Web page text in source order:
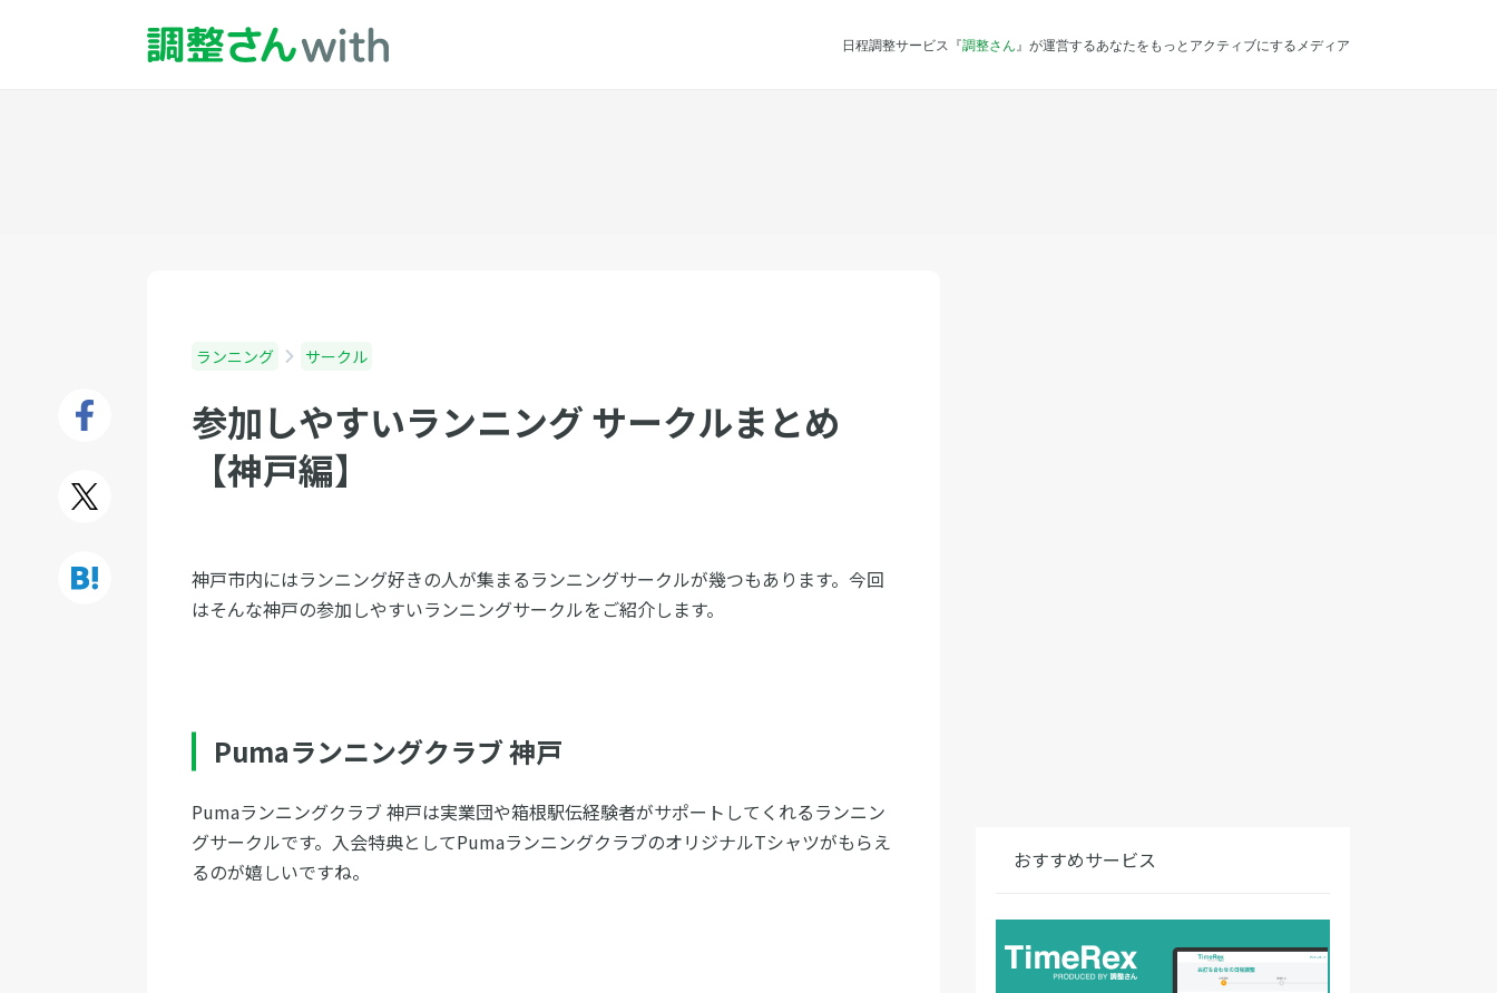
日程調整サービス『調整さん 』が運営するあなたをもっとアクティブにするメディア
ランニング サークル
参加しやすいランニング サークルまとめ
【神戸編】
神戸市内にはランニング好きの人が集まるランニングサークルが幾つもあります。今回
はそんな神戸の参加しやすいランニングサークルをご紹介します。
Pumaランニングクラブ 神戸
Pumaランニングクラブ 神戸は実業団や箱根駅伝経験者がサポートしてくれるランニン
グサークルです。入会特典としてPumaランニングクラブのオリジナルTシャツがもらえ
るのが嬉しいですね。
おすすめサービス